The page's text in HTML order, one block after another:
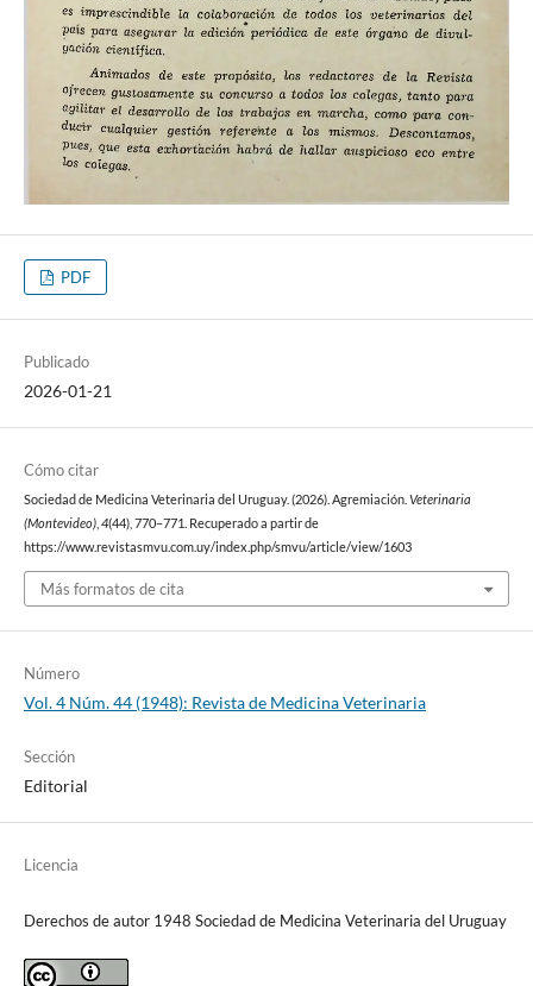
PDF
Publicado
2026-01-21
Cómo citar
Sociedad de Medicina Veterinaria del Uruguay. (2026). Agremiación. Veterinaria
(Montevideo), 4(44), 770–771. Recuperado a partir de
https://www.revistasmvu.com.uy/index.php/smvu/article/view/1603
Más formatos de cita
Número
Vol. 4 Núm. 44 (1948): Revista de Medicina Veterinaria
Sección
Editorial
Licencia
Derechos de autor 1948 Sociedad de Medicina Veterinaria del Uruguay